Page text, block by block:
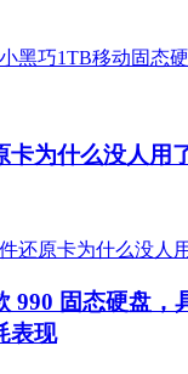
卡为什么没人用
990 固态硬盘，
表现